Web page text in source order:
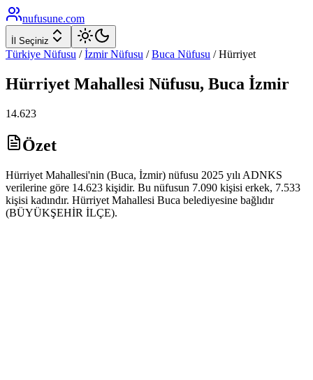
nufusune.com
İl Seçiniz
Türkiye Nüfusu / İzmirNüfusu / Buca Nüfusu /Hürriyet
Hürriyet Mahallesi Nüfusu, Buca İzmir
14.623
Özet
Hürriyet Mahallesi'nin (Buca, İzmir) nüfusu 2025 yılı ADNKS
verilerine göre 14.623 kişidir. Bu nüfusun 7.090 kişisi erkek, 7.533
kişisi kadındır. Hürriyet Mahallesi Buca belediyesine bağlıdır
(BÜYÜKŞEHİR İLÇE).